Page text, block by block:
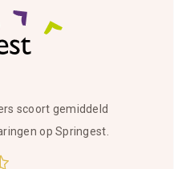
scoort gemiddeld
op Springest.